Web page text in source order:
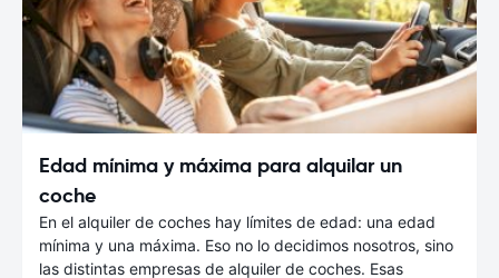
Edad mínima y máxima para alquilar un
coche
En el alquiler de coches hay límites de edad: una edad
mínima y una máxima. Eso no lo decidimos nosotros, sino
las distintas empresas de alquiler de coches. Esas